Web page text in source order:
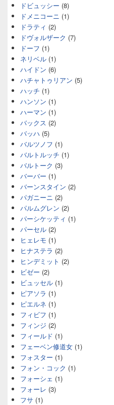
ドビュッシー (8)
ドメニコーニ (1)
ドラティ (2)
ドヴォルザーク (7)
ドーフ (1)
ネリベル (1)
ハイドン (6)
ハチャトゥリアン (5)
ハッチ (1)
ハンソン (1)
ハーマン (1)
バックス (2)
バッハ (5)
バルツノフ (1)
バルトルッチ (1)
バルトーク (3)
バーバー (1)
バーンスタイン (2)
パガニーニ (2)
パルムグレン (2)
パーシケッティ (1)
パーセル (2)
ヒェレモ (1)
ヒナステラ (2)
ヒンデミット (2)
ビゼー (2)
ビュッセル (1)
ピアソラ (1)
ピエルネ (1)
フィビフ (1)
フィンジ (2)
フィールド (1)
フェーベン修道女 (1)
フォスター (1)
フォン・コック (1)
フォーシェ (1)
フォーレ (3)
フサ (1)